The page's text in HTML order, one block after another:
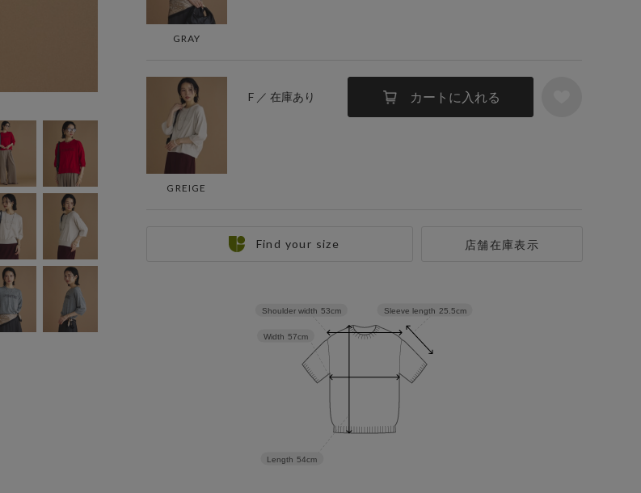
GRAY
GREIGE
F ／ 在庫あり カートに入れる
店舗在庫表示
Find your size
Sleeve length 25.5cm
Length 54cm
Width 57cm
Shoulder width 53cm